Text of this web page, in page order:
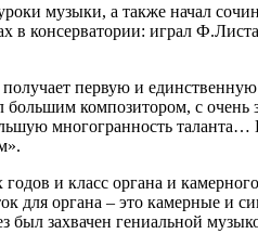
музыки, а также начал
в консерватории: играл
первую и
большим композитором, с очень
многогранность таланта…
и класс органа и
для органа – это камерные и
захвачен гениальной